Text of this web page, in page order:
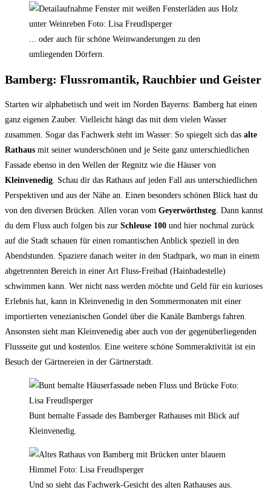
... oder auch für schöne Weinwanderungen zu den
umliegenden Dörfern.
Bamberg: Flussromantik, Rauchbier und Geister
Starten wir alphabetisch und weit im Norden Bayerns: Bamberg hat einen
ganz eigenen Zauber. Vielleicht hängt das mit dem vielen Wasser
zusammen. Sogar das Fachwerk steht im Wasser: So spiegelt sich das alte
Rathaus mit seiner wunderschönen und je Seite ganz unterschiedlichen
Fassade ebenso in den Wellen der Regnitz wie die Häuser von
Kleinvenedig . Schau dir das Rathaus auf jeden Fall aus unterschiedlichen
Perspektiven und aus der Nähe an. Einen besonders schönen Blick hast du
von den diversen Brücken. Allen voran vom Geyerwörthsteg . Dann kannst
du dem Fluss auch folgen bis zur Schleuse 100 und hier nochmal zurück
auf die Stadt schauen für einen romantischen Anblick speziell in den
Abendstunden. Spaziere danach weiter in den Stadtpark, wo man in einem
abgetrennten Bereich in einer Art Fluss-Freibad (Hainbadestelle)
schwimmen kann. Wer nicht nass werden möchte und Geld für ein kurioses
Erlebnis hat, kann in Kleinvenedig in den Sommermonaten mit einer
importierten venezianischen Gondel über die Kanäle Bambergs fahren.
Ansonsten sieht man Kleinvenedig aber auch von der gegenüberliegenden
Flussseite gut und kostenlos. Eine weitere schöne Sommeraktivität ist ein
Besuch der Gärtnereien in der Gärtnerstadt.
Bunt bemalte Fassade des Bamberger Rathauses mit Blick auf
Kleinvenedig.
Und so sieht das Fachwerk-Gesicht des alten Rathauses aus.